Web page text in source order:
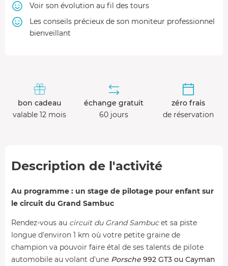
Voir son évolution au fil des tours
Les conseils précieux de son moniteur professionnel
bienveillant
bon cadeau
valable 12 mois
échange gratuit
60 jours
zéro frais
de réservation
Description de l'activité
Au programme : un stage de pilotage pour enfant sur
le circuit du Grand Sambuc
Rendez-vous au circuit du Grand Sambucet sa piste
longue d'environ 1 km où votre petite graine de
champion va pouvoir faire étal de ses talents de pilote
automobile au volant d'une Porsche 992 GT3 ou Cayman